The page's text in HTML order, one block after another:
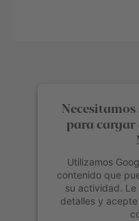
para cargar
Utilizamos
contenido que
su actividad. Le
detalles y